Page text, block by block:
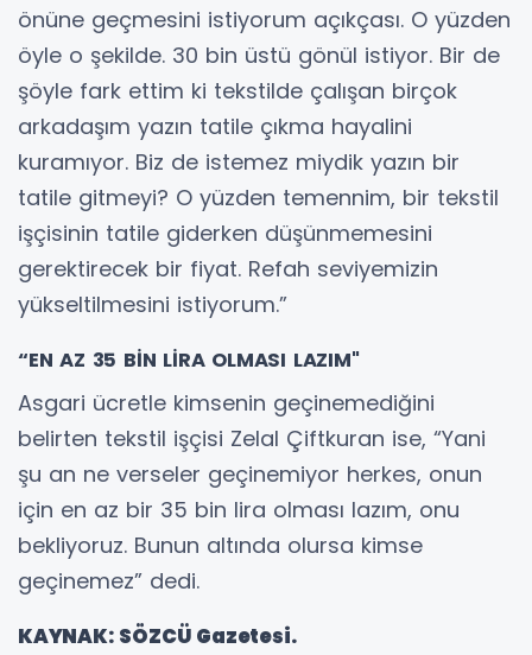
önüne geçmesini istiyorum açıkçası. O yüzden
öyle o şekilde. 30 bin üstü gönül istiyor. Bir de
şöyle fark ettim ki tekstilde çalışan birçok
arkadaşım yazın tatile çıkma hayalini
kuramıyor. Biz de istemez miydik yazın bir
tatile gitmeyi? O yüzden temennim, bir tekstil
işçisinin tatile giderken düşünmemesini
gerektirecek bir fiyat. Refah seviyemizin
yükseltilmesini istiyorum.”
“EN AZ 35 BİN LİRA OLMASI LAZIM"
Asgari ücretle kimsenin geçinemediğini
belirten tekstil işçisi Zelal Çiftkuran ise, “Yani
şu an ne verseler geçinemiyor herkes, onun
için en az bir 35 bin lira olması lazım, onu
bekliyoruz. Bunun altında olursa kimse
geçinemez” dedi.
KAYNAK: SÖZCÜ Gazetesi.